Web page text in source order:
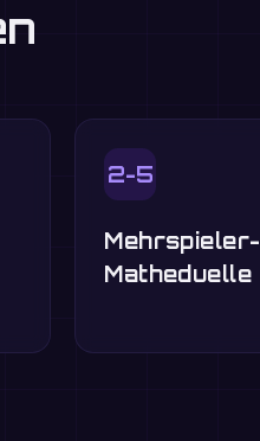
2-5
Mehrspieler-
Matheduelle